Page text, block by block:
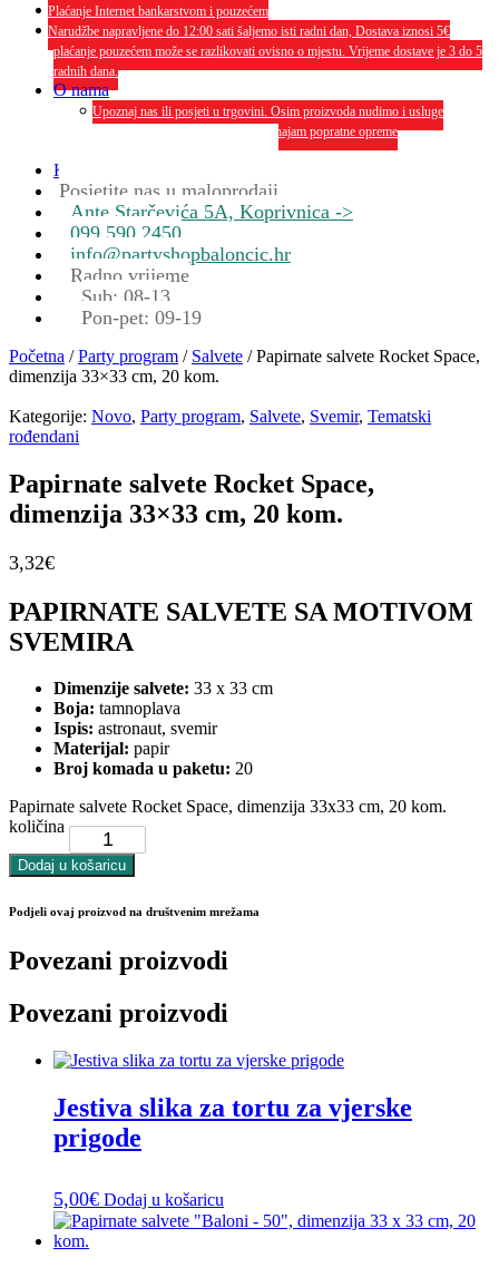
Plaćanje Internet bankarstvom i pouzećem
Narudžbe napravljene do 12:00 sati šaljemo isti radni dan, Dostava iznosi 5€
plaćanje pouzećem može se razlikovati ovisno o mjestu. Vrijeme dostave je 3 do 5
radnih dana.
O nama
Upoznaj nas ili posjeti u trgovini. Osim proizvoda nudimo i usluge
dekoriranja interijera i eksterija te najam popratne opreme
Kontakt
Posjetite nas u maloprodaji
Ante Starčevića 5A, Koprivnica ->
099 590 2450
info@partyshopbaloncic.hr
Radno vrijeme
Sub: 08-13
Pon-pet: 09-19
Početna /Party program / Salvete / Papirnate salvete Rocket Space,
dimenzija 33×33 cm, 20 kom.
Kategorije: Novo, Party program, Salvete, Svemir, Tematski
rođendani
Papirnate salvete Rocket Space,
dimenzija 33×33 cm, 20 kom.
3,32€
PAPIRNATE SALVETE SA MOTIVOM
SVEMIRA
Dimenzije salvete: 33 x 33 cm
Boja: tamnoplava
Ispis: astronaut, svemir
Materijal: papir
Broj komada u paketu: 20
Papirnate salvete Rocket Space, dimenzija 33x33 cm, 20 kom.
količina
Dodaj u košaricu
Podjeli ovaj proizvod na društvenim mrežama
Povezani proizvodi
Povezani proizvodi
Jestiva slika za tortu za vjerske
prigode
5,00€ Dodaj u košaricu